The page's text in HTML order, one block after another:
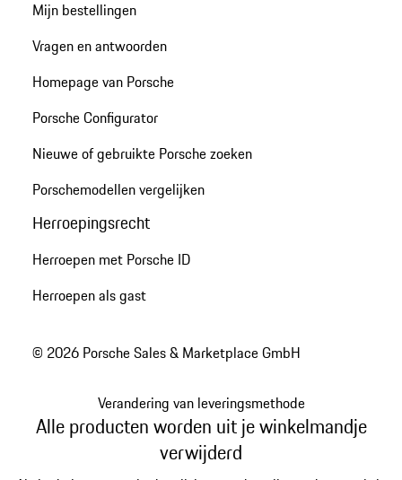
Mijn bestellingen
Vragen en antwoorden
Homepage van Porsche
Porsche Configurator
Nieuwe of gebruikte Porsche zoeken
Porschemodellen vergelijken
Herroepingsrecht
Herroepen met Porsche ID
Herroepen als gast
© 2026 Porsche Sales & Marketplace GmbH
Verandering van leveringsmethode
Alle producten worden uit je winkelmandje
verwijderd